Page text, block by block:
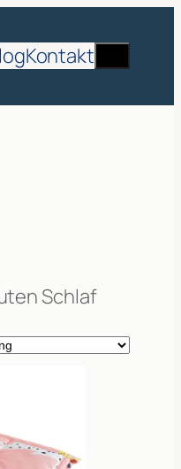
Kontakt
Schlaf